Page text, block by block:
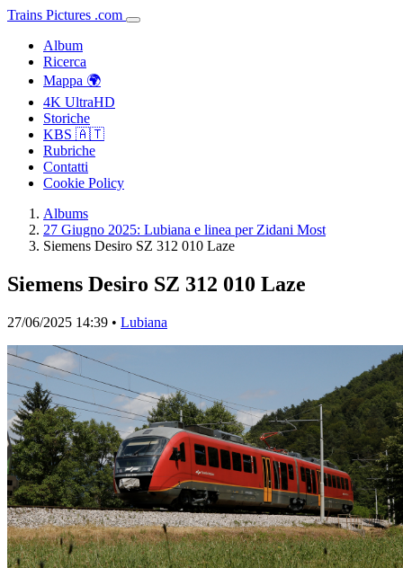
Trains Pictures .com
Album
Ricerca
Mappa 🌍
4K UltraHD
Storiche
KBS 🇦🇹
Rubriche
Contatti
Cookie Policy
Albums
27 Giugno 2025: Lubiana e linea per Zidani Most
Siemens Desiro SZ 312 010 Laze
Siemens Desiro SZ 312 010 Laze
27/06/2025 14:39 • Lubiana